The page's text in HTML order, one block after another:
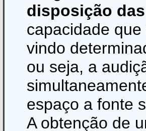
disposição
capacidade
vindo
ou seja, a
espaço a fonte
A obtenção de